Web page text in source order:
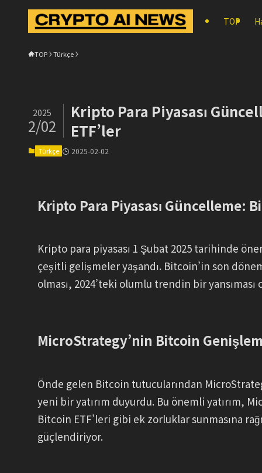
TOP
TOP Türkçe
Kripto Para Piyasası
ETF’ler
2025
2/02
Türkçe 2025-02-02
Kripto Para Piyasası Güncelleme:
Kripto para piyasası 1 Şubat 2025 tarihinde
çeşitli gelişmeler yaşandı. Bitcoin’in son
olması, 2024’teki olumlu trendin bir
MicroStrategy’nin Bitcoin
Önde gelen Bitcoin tutucularından
yeni bir yatırım duyurdu. Bu önemli yatırım,
Bitcoin ETF’leri gibi ek zorluklar sunmasına
güçlendiriyor.